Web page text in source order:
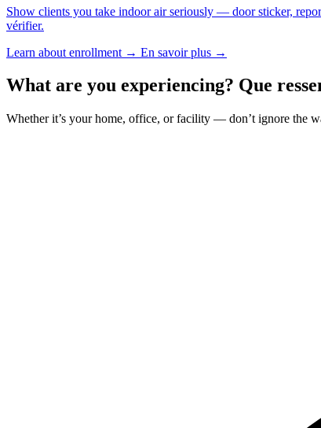
Show clients you take indoor air seriously — door sticker,
vérifier.
Learn about enrollment → En savoir plus →
What are you experiencing? Que
Whether it’s your home, office, or facility — don’t ignore the